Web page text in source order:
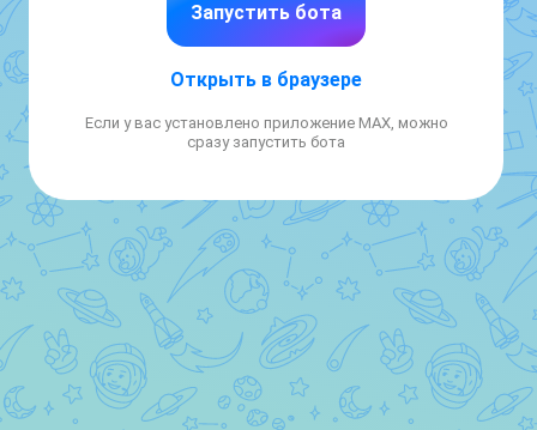
Запустить бота
Открыть в браузере
Если у вас установлено приложение MAX, можно
сразу запустить бота